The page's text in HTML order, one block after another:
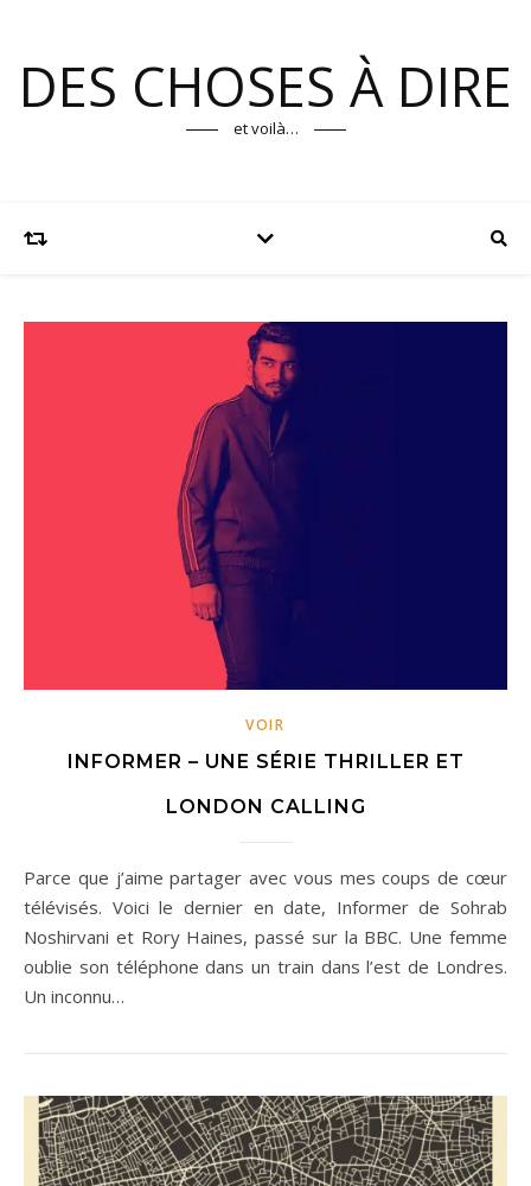
DES CHOSES À DIRE
et voilà…
VOIR
INFORMER – UNE SÉRIE THRILLER ET
LONDON CALLING
Parce que j’aime partager avec vous mes coups de cœur
télévisés. Voici le dernier en date, Informer de Sohrab
Noshirvani et Rory Haines, passé sur la BBC. Une femme
oublie son téléphone dans un train dans l’est de Londres.
Un inconnu…